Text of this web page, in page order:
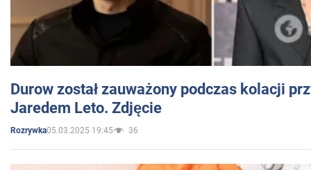
Durow został zauważony podczas kolacji
Jaredem Leto. Zdjęcie
Rozrywka05.03.2025 19:45 36